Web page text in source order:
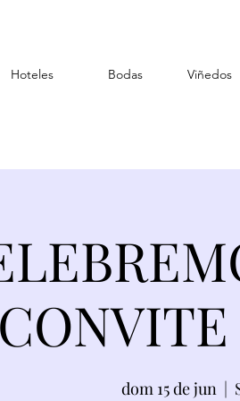
Hoteles Bodas Viñedos
dom 15 de jun
  |